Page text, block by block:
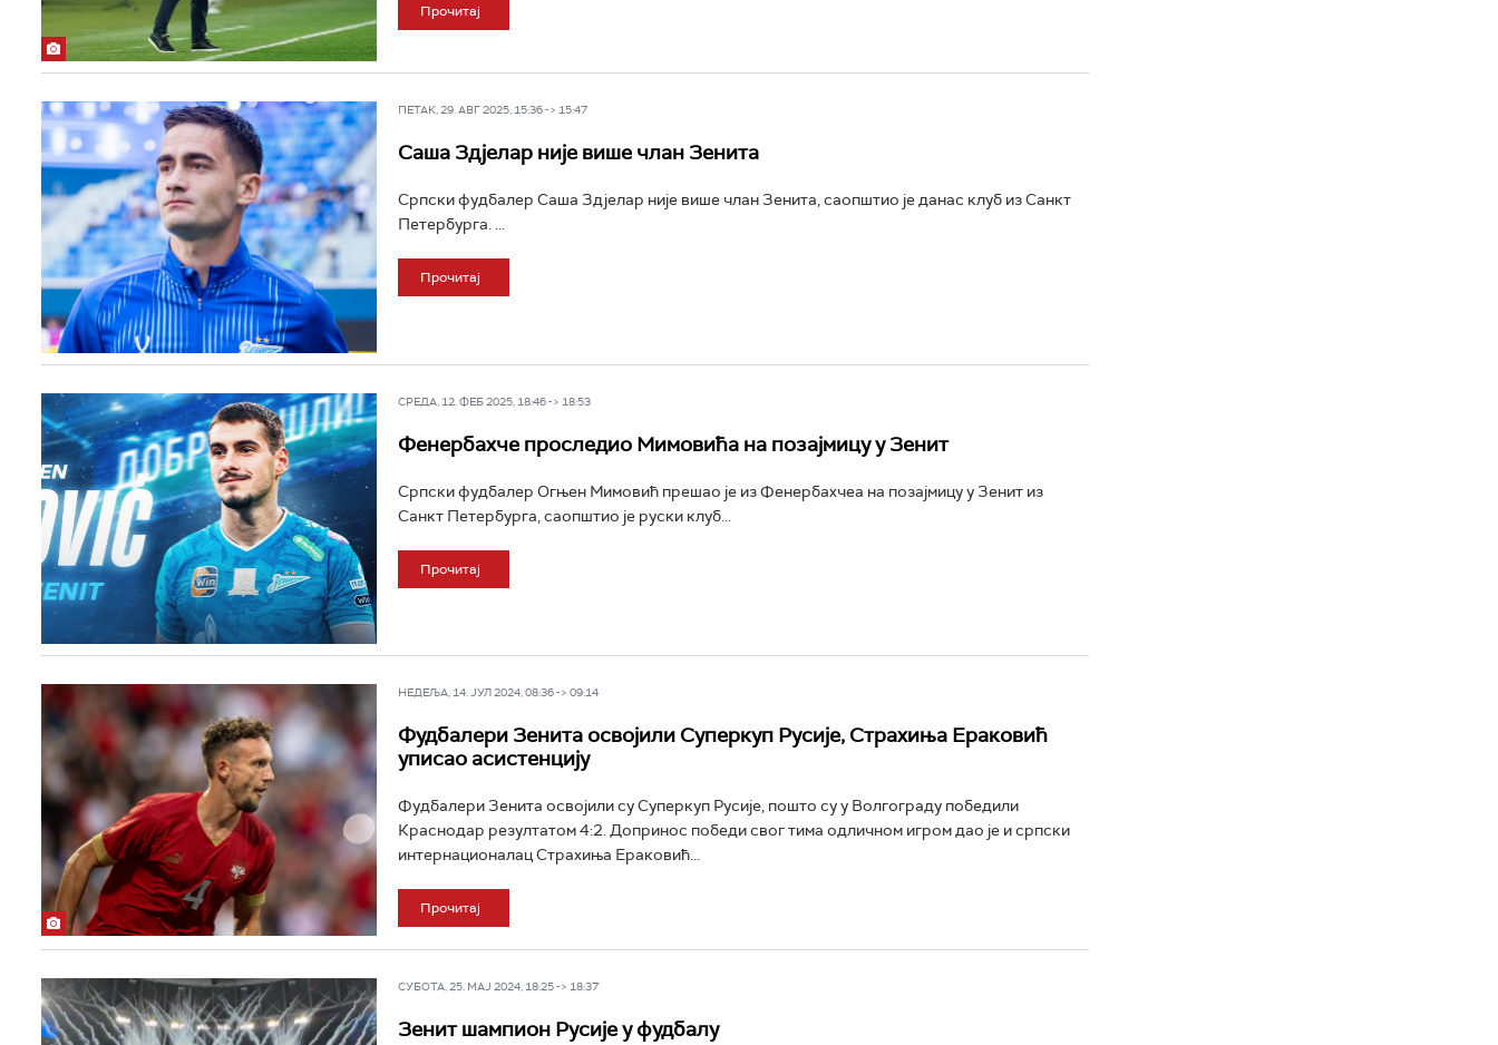
Прочитај
ПЕТАК, 29. АВГ 2025, 15:36 -> 15:47
Саша Здјелар није више члан Зенита
Српски фудбалер Саша Здјелар није више члан Зенита, саопштио је данас клуб из Санкт
Петербурга. ...
Прочитај
СРЕДА, 12. ФЕБ 2025, 18:46 -> 18:53
Фенербахче проследио Мимовића на позајмицу у Зенит
Српски фудбалер Огњен Мимовић прешао је из Фенербахчеа на позајмицу у Зенит из
Санкт Петербурга, саопштио је руски клуб...
Прочитај
НЕДЕЉА, 14. ЈУЛ 2024, 08:36 -> 09:14
Фудбалери Зенита освојили Суперкуп Русије, Страхиња Ераковић
уписао асистенцију
Фудбалери Зенита освојили су Суперкуп Русије, пошто су у Волгограду победили
Краснодар резултатом 4:2. Допринос победи свог тима одличном игром дао је и српски
интернационалац Страхиња Ераковић...
Прочитај
СУБОТА, 25. МАЈ 2024, 18:25 -> 18:37
Зенит шампион Русије у фудбалу